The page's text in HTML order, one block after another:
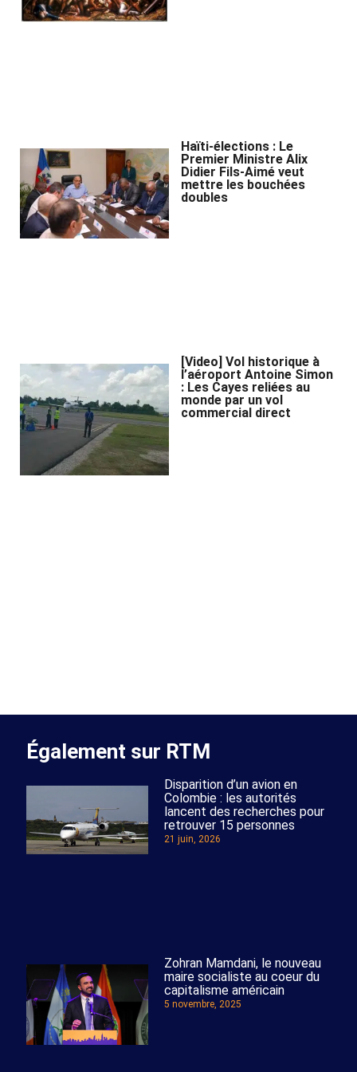
Haïti-élections : Le
Premier Ministre Alix
Didier Fils-Aimé veut
mettre les bouchées
doubles
[Video] Vol historique à
l’aéroport Antoine Simon
: Les Cayes reliées au
monde par un vol
commercial direct
Également sur RTM
Disparition d’un avion en
Colombie : les autorités
lancent des recherches pour
retrouver 15 personnes
21 juin, 2026
Zohran Mamdani, le nouveau
maire socialiste au coeur du
capitalisme américain
5 novembre, 2025